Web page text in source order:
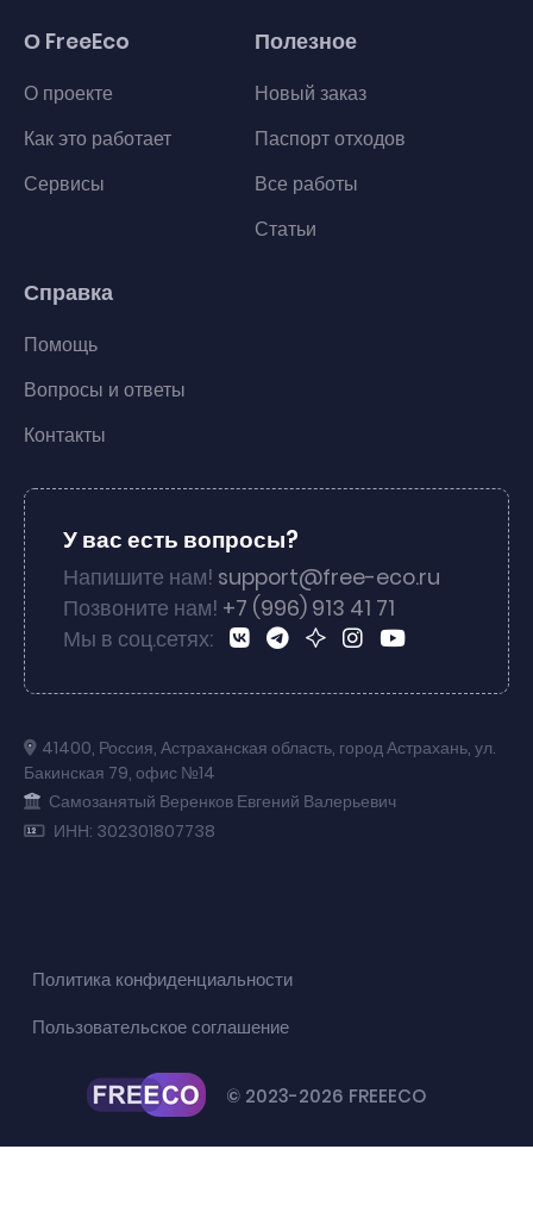
О FreeEco
О проекте
Как это работает
Сервисы
Полезное
Новый заказ
Паспорт отходов
Все работы
Статьи
Справка
Помощь
Вопросы и ответы
Контакты
У вас есть вопросы?
Напишите нам! support@free-eco.ru
Позвоните нам! +7 (996) 913 41 71
Мы в соц.сетях:
41400, Россия, Астраханская область, город Астрахань, ул.
Бакинская 79, офис №14
Самозанятый Веренков Евгений Валерьевич
ИНН: 302301807738
© 2023-2026 FREEECO
Политика конфиденциальности
Пользовательское соглашение